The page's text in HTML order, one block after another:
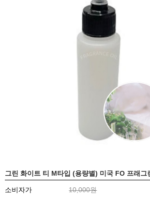
그린 화이트 티 M타입 (용량별) 미국 FO 프래그
소비자가
10,000원